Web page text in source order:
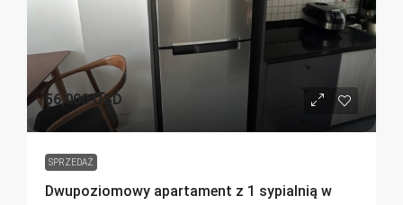
56,000 USD
SPRZEDAŻ
Dwupoziomowy apartament z 1 sypialnią w